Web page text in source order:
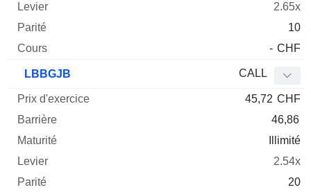
2.65x
10
- CHF
LBBGJB CALL
45,72 CHF
46,86
Illimité
2.54x
20